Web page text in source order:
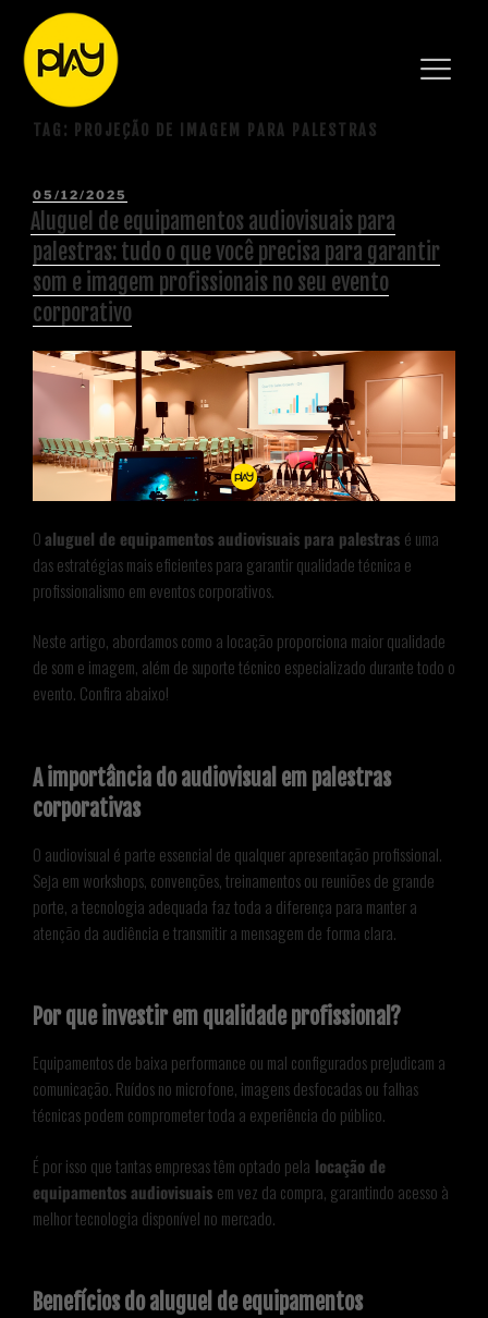
TAG: PROJEÇÃO DE IMAGEM PARA PALESTRAS
05/12/2025
Aluguel de equipamentos audiovisuais para
palestras: tudo o que você precisa para garantir
som e imagem profissionais no seu evento
corporativo
Oaluguel de equipamentos audiovisuais para palestras é uma
das estratégias mais eficientes para garantir qualidade técnica e
profissionalismo em eventos corporativos.
Neste artigo, abordamos como a locação proporciona maior qualidade
de som e imagem, além de suporte técnico especializado durante todo o
evento. Confira abaixo!
A importância do audiovisual em palestras
corporativas
O audiovisual é parte essencial de qualquer apresentação profissional.
Seja em workshops, convenções, treinamentos ou reuniões de grande
porte, a tecnologia adequada faz toda a diferença para manter a
atenção da audiência e transmitir a mensagem de forma clara.
Por que investir em qualidade profissional?
Equipamentos de baixa performance ou mal configurados prejudicam a
comunicação. Ruídos no microfone, imagens desfocadas ou falhas
técnicas podem comprometer toda a experiência do público.
É por isso que tantas empresas têm optado pela locação de
equipamentos audiovisuais em vez da compra, garantindo acesso à
melhor tecnologia disponível no mercado.
Benefícios do aluguel de equipamentos